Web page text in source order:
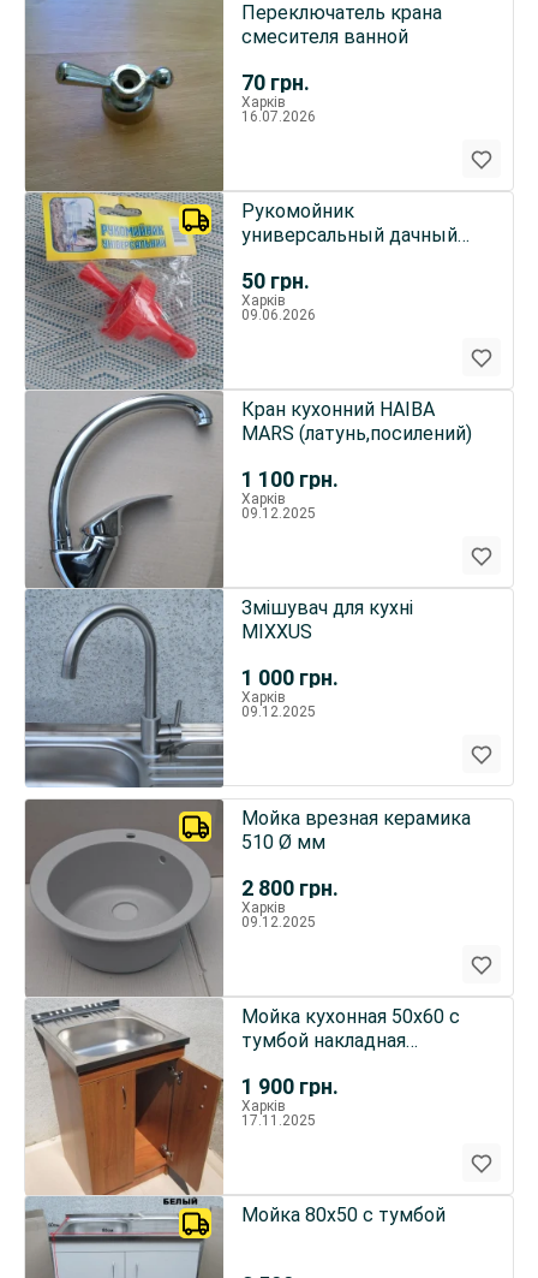
70 грн.
Переключатель крана
смесителя ванной
Харків
16.07.2026
50 грн.
Рукомойник
универсальный дачный
Харків
09.06.2026
1 100 грн.
Кран кухонний HAIBA
MARS (латунь,посилений)
Харків
09.12.2025
1 000 грн.
Змішувач для кухні
MIXXUS
Харків
09.12.2025
2 800 грн.
Мойка врезная керамика
510 Ø мм
Харків
09.12.2025
1 900 грн.
Мойка кухонная 50х60 с
тумбой накладная
Харків
17.11.2025
Мойка 80х50 с тумбой